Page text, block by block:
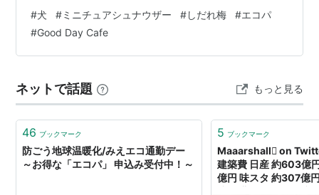
（静岡スタジアム・エコパ）のことを指す。
愛称の由来
を意味する「エコ」と、「パル（仲間）」、「パーク
（公園）」を意味する「パ」を組み合わせて、「エコ
パ」となった。
最寄駅
JR東海道線愛野駅（駅から徒歩で約20分）
うございました！ せっかく浜松に来たんだから、浜松の
お友達に連絡してみた午後から会う約束になってて場所
は浜松じゃなくて、袋井にある「エコパ」 エコパって
アムやアリーナがあってサッカーやライブなどのイベン
トも行われてる場所なんだ そこのし…
#犬 #ミニチュアシュナウザー #しだれ梅 #エコパ
#Good Day Cafe
ネットで話題 もっと見る
46 ブックマーク
防ごう地球温暖化/みえエコ通勤デー
～お得な「エコパ」 申込み受付中！～
5 ブックマーク
Maaarshall on
建築費 日産 約603億
億円 味スタ 約307億